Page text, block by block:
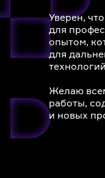
Уверен,
для
опытом,
для
Желаю
работы,
и новых